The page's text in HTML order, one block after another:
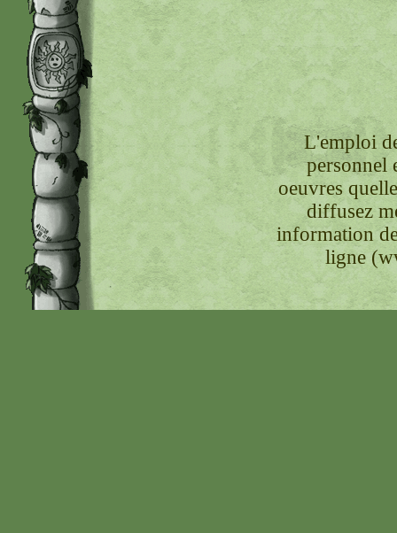
L'emploi
personnel
oeuvres
diffusez
information
ligne